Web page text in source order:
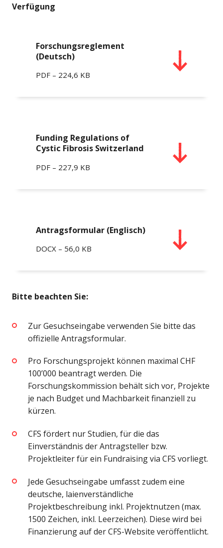
Verfügung
Forschungsreglement
(Deutsch)
PDF – 224,6 KB
Funding Regulations of
Cystic Fibrosis Switzerland
PDF – 227,9 KB
Antragsformular (Englisch)
DOCX – 56,0 KB
Bitte beachten Sie:
Zur Gesuchseingabe verwenden Sie bitte das
offizielle Antragsformular.
Pro Forschungsprojekt können maximal CHF
100’000 beantragt werden. Die
Forschungskommission behält sich vor, Projekte
je nach Budget und Machbarkeit finanziell zu
kürzen.
CFS fördert nur Studien, für die das
Einverständnis der Antragsteller bzw.
Projektleiter für ein Fundraising via CFS vorliegt.
Jede Gesuchseingabe umfasst zudem eine
deutsche, laienverständliche
Projektbeschreibung inkl. Projektnutzen (max.
1500 Zeichen, inkl. Leerzeichen). Diese wird bei
Finanzierung auf der CFS-Website veröffentlicht.